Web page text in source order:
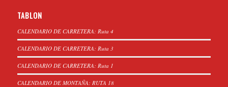
TABLON
CALENDARIO DE CARRETERA: Ruta 4
CALENDARIO DE CARRETERA: Ruta 3
CALENDARIO DE CARRETERA: Ruta 1
CALENDARIO DE MONTAÑA: RUTA 18